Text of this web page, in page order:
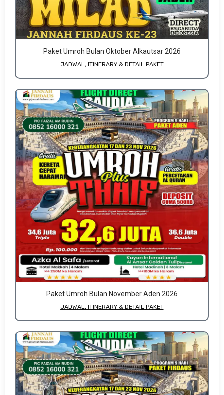
Paket Umroh Bulan Oktober Alkautsar 2026
JADWAL, ITINERARY & DETAIL PAKET
Paket Umroh Bulan November Aden 2026
JADWAL, ITINERARY & DETAIL PAKET